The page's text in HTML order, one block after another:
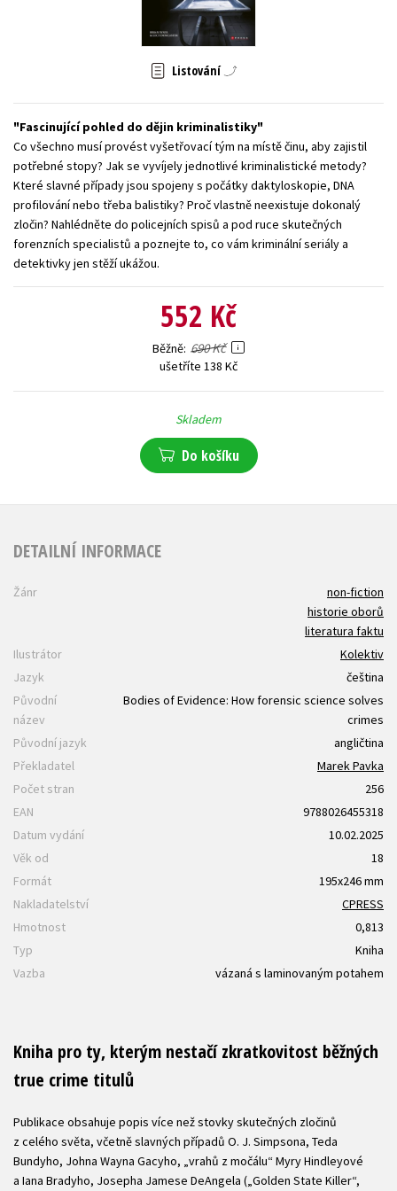
Zahraniční literatura
Všechny tituly
Listování
Fascinující pohled do dějin kriminalistiky
Co všechno musí provést vyšetřovací tým na místě činu, aby zajistil
potřebné stopy? Jak se vyvíjely jednotlivé kriminalistické metody?
Které slavné případy jsou spojeny s počátky daktyloskopie, DNA
profilování nebo třeba balistiky? Proč vlastně neexistuje dokonalý
zločin? Nahlédněte do policejních spisů a pod ruce skutečných
forenzních specialistů a poznejte to, co vám kriminální seriály a
detektivky jen stěží ukážou.
552 Kč
Běžně 690 Kč
ušetříte 138 Kč
Skladem
Do košíku
DETAILNÍ INFORMACE
Žánr
non-fiction
historie oborů
literatura faktu
Ilustrátor
Kolektiv
Jazyk
čeština
Původní
název
Bodies of Evidence: How forensic science solves
crimes
Původní jazyk
angličtina
Překladatel
Marek Pavka
Počet stran
256
EAN
9788026455318
Datum vydání
10.02.2025
Věk od
18
Formát
195x246 mm
Nakladatelství
CPRESS
Hmotnost
0,813
Typ
Kniha
Vazba
vázaná s laminovaným potahem
Kniha pro ty, kterým nestačí zkratkovitost běžných
true crime titulů
Publikace obsahuje popis více než stovky skutečných zločinů
z celého světa, včetně slavných případů O. J. Simpsona, Teda
Bundyho, Johna Wayna Gacyho, „vrahů z močálu“ Myry Hindleyové
a Iana Bradyho, Josepha Jamese DeAngela („Golden State Killer“,